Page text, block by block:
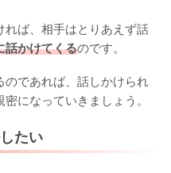
れば、相手はとりあえず話
話かけてくるのです。
のであれば、話しかけられ
になっていきましょう。
たい